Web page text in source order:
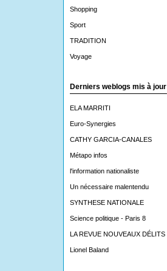
Shopping
Sport
TRADITION
Voyage
Derniers weblogs mis à jour
ELA MARRITI
Euro-Synergies
CATHY GARCIA-CANALES
Métapo infos
l'information nationaliste
Un nécessaire malentendu
SYNTHESE NATIONALE
Science politique - Paris 8
LA REVUE NOUVEAUX DÉLITS
Lionel Baland